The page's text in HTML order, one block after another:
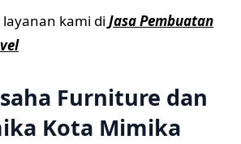
kami di Jasa Pembuatan
Furniture dan
Kota Mimika